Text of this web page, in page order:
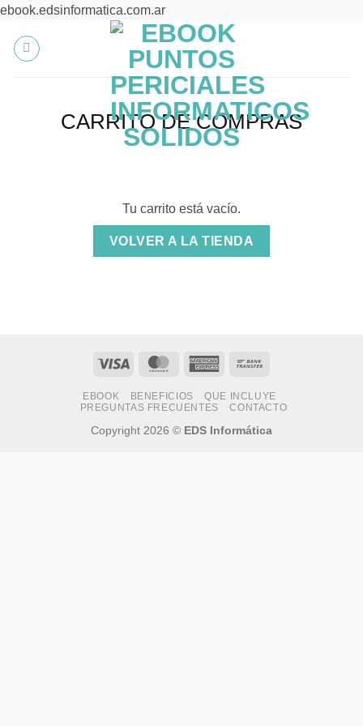
ebook.edsinformatica.com.arSaltar
al
contenido
CARRITO DE COMPRAS
Tu carrito está vacío.
VOLVER A LA TIENDA
Visa MasterCardAmerican
EBOOK BENEFICIOS
QUE INCLUYE
PREGUNTAS FRECUENTES
CONTACTO
Copyright 2026 © EDS Informática